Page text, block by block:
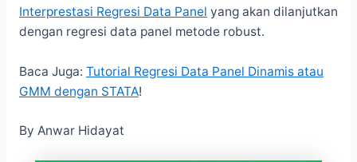
Interprestasi Regresi Data Panel yang akan dilanjutkan
dengan regresi data panel metode robust.
Baca Juga: Tutorial Regresi Data Panel Dinamis atau
GMM dengan STATA!
By Anwar Hidayat